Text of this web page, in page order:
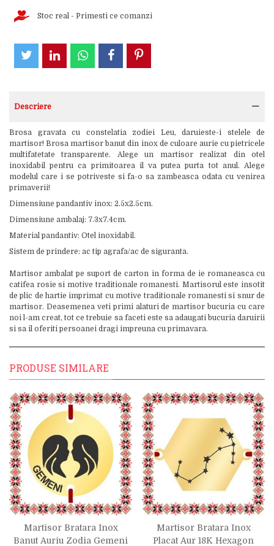
Stoc real - Primesti ce comanzi
Descriere
Brosa gravata cu constelatia zodiei Leu, daruieste-i stelele de
martisor! Brosa martisor banut din inox de culoare aurie cu pietricele
multifatetate transparente. Alege un martisor realizat din otel
inoxidabil pentru ca primitoarea il va putea purta tot anul. Alege
modelul care i se potriveste si fa-o sa zambeasca odata cu venirea
primaverii!
Dimensiune pandantiv inox: 2.5x2.5cm.
Dimensiune ambalaj: 7.3x7.4cm.
Material pandantiv: Otel inoxidabil.
Sistem de prindere: ac tip agrafa/ac de siguranta.
Martisor ambalat pe suport de carton in forma de ie romaneasca cu
catifea rosie si motive traditionale romanesti. Martisorul este insotit
de plic de hartie imprimat cu motive traditionale romanesti si snur de
martisor. Deasemenea veti primi alaturi de martisor bucuria cu care
noi l-am creat, tot ce trebuie sa faceti este sa adaugati bucuria daruirii
si sa il oferiti persoanei dragi impreuna cu primavara.
PRODUSE SIMILARE
Martisor Bratara Inox
Banut Auriu Zodia Gemeni
Martisor Bratara Inox
Placat Aur 18K Hexagon